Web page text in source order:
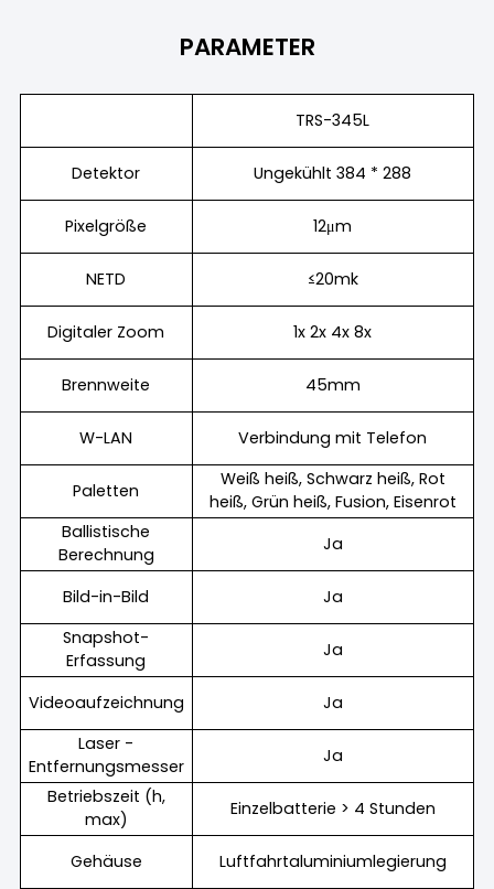
PARAMETER
TRS-345L
Detektor Ungekühlt 384 * 288
Pixelgröße 12μm
NETD ≤20mk
Digitaler Zoom 1x 2x 4x 8x
Brennweite 45mm
W-LAN Verbindung mit Telefon
Paletten
Weiß heiß, Schwarz heiß, Rot
heiß, Grün heiß, Fusion, Eisenrot
Ballistische
Berechnung
Ja
Bild-in-Bild
Ja
Snapshot-
Erfassung
Ja
Videoaufzeichnung
Ja
Laser -
Entfernungsmesser
Ja
Betriebszeit (h,
max)
Einzelbatterie > 4 Stunden
Gehäuse Luftfahrtaluminiumlegierung